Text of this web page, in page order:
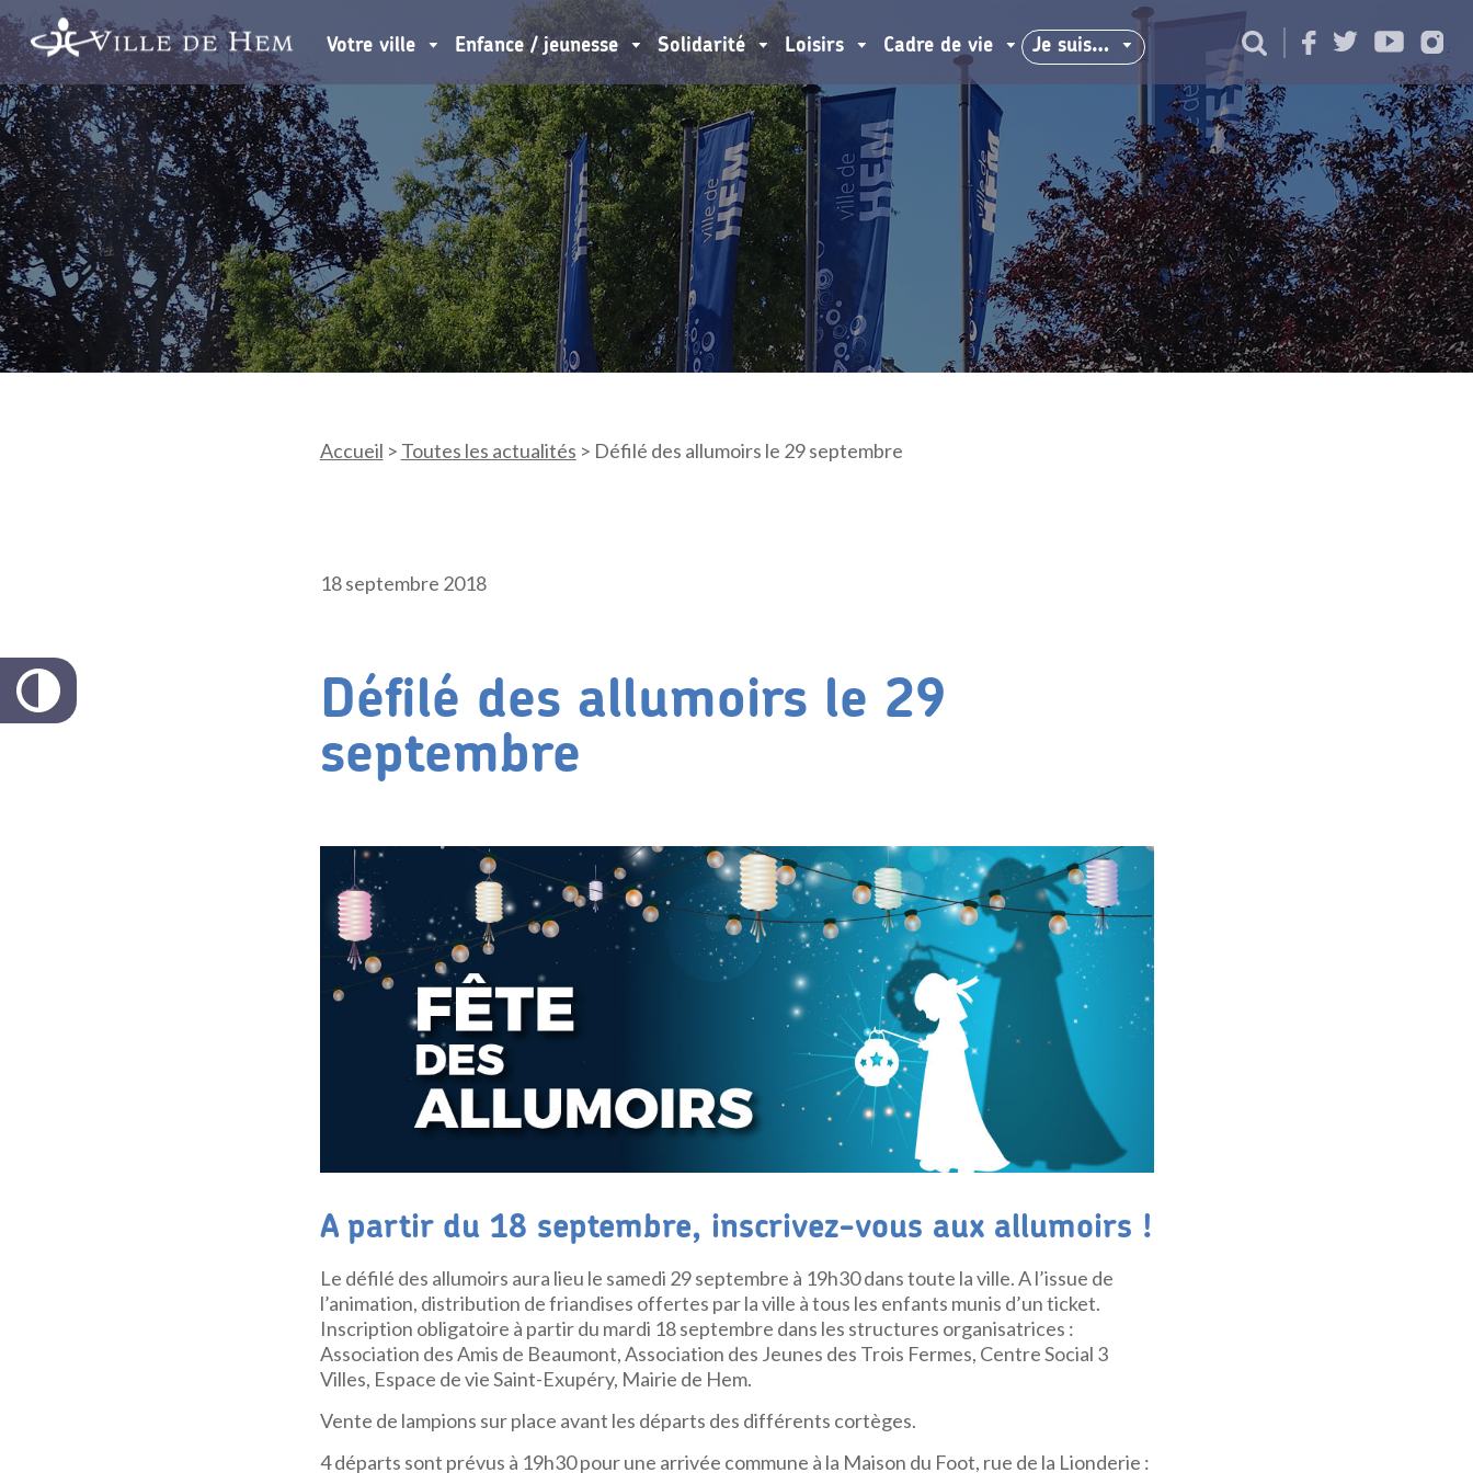
Votre ville Enfance / jeunesse Solidarité Loisirs Cadre de vie Je suis…
Accueil > Toutes les actualités > Défilé des allumoirs le 29 septembre
18 septembre 2018
Défilé des allumoirs le 29
septembre
A partir du 18 septembre, inscrivez-vous aux allumoirs !
Le défilé des allumoirs aura lieu le samedi 29 septembre à 19h30 dans toute la ville. A l’issue de
l’animation, distribution de friandises offertes par la ville à tous les enfants munis d’un ticket.
Inscription obligatoire à partir du mardi 18 septembre dans les structures organisatrices :
Association des Amis de Beaumont, Association des Jeunes des Trois Fermes, Centre Social 3
Villes, Espace de vie Saint-Exupéry, Mairie de Hem.
Vente de lampions sur place avant les départs des différents cortèges.
4 départs sont prévus à 19h30 pour une arrivée commune à la Maison du Foot, rue de la Lionderie :